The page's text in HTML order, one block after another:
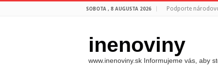
SOBOTA , 8 AUGUSTA 2026 Podporte
inenoviny
www.inenoviny.sk Informujeme vás, aby